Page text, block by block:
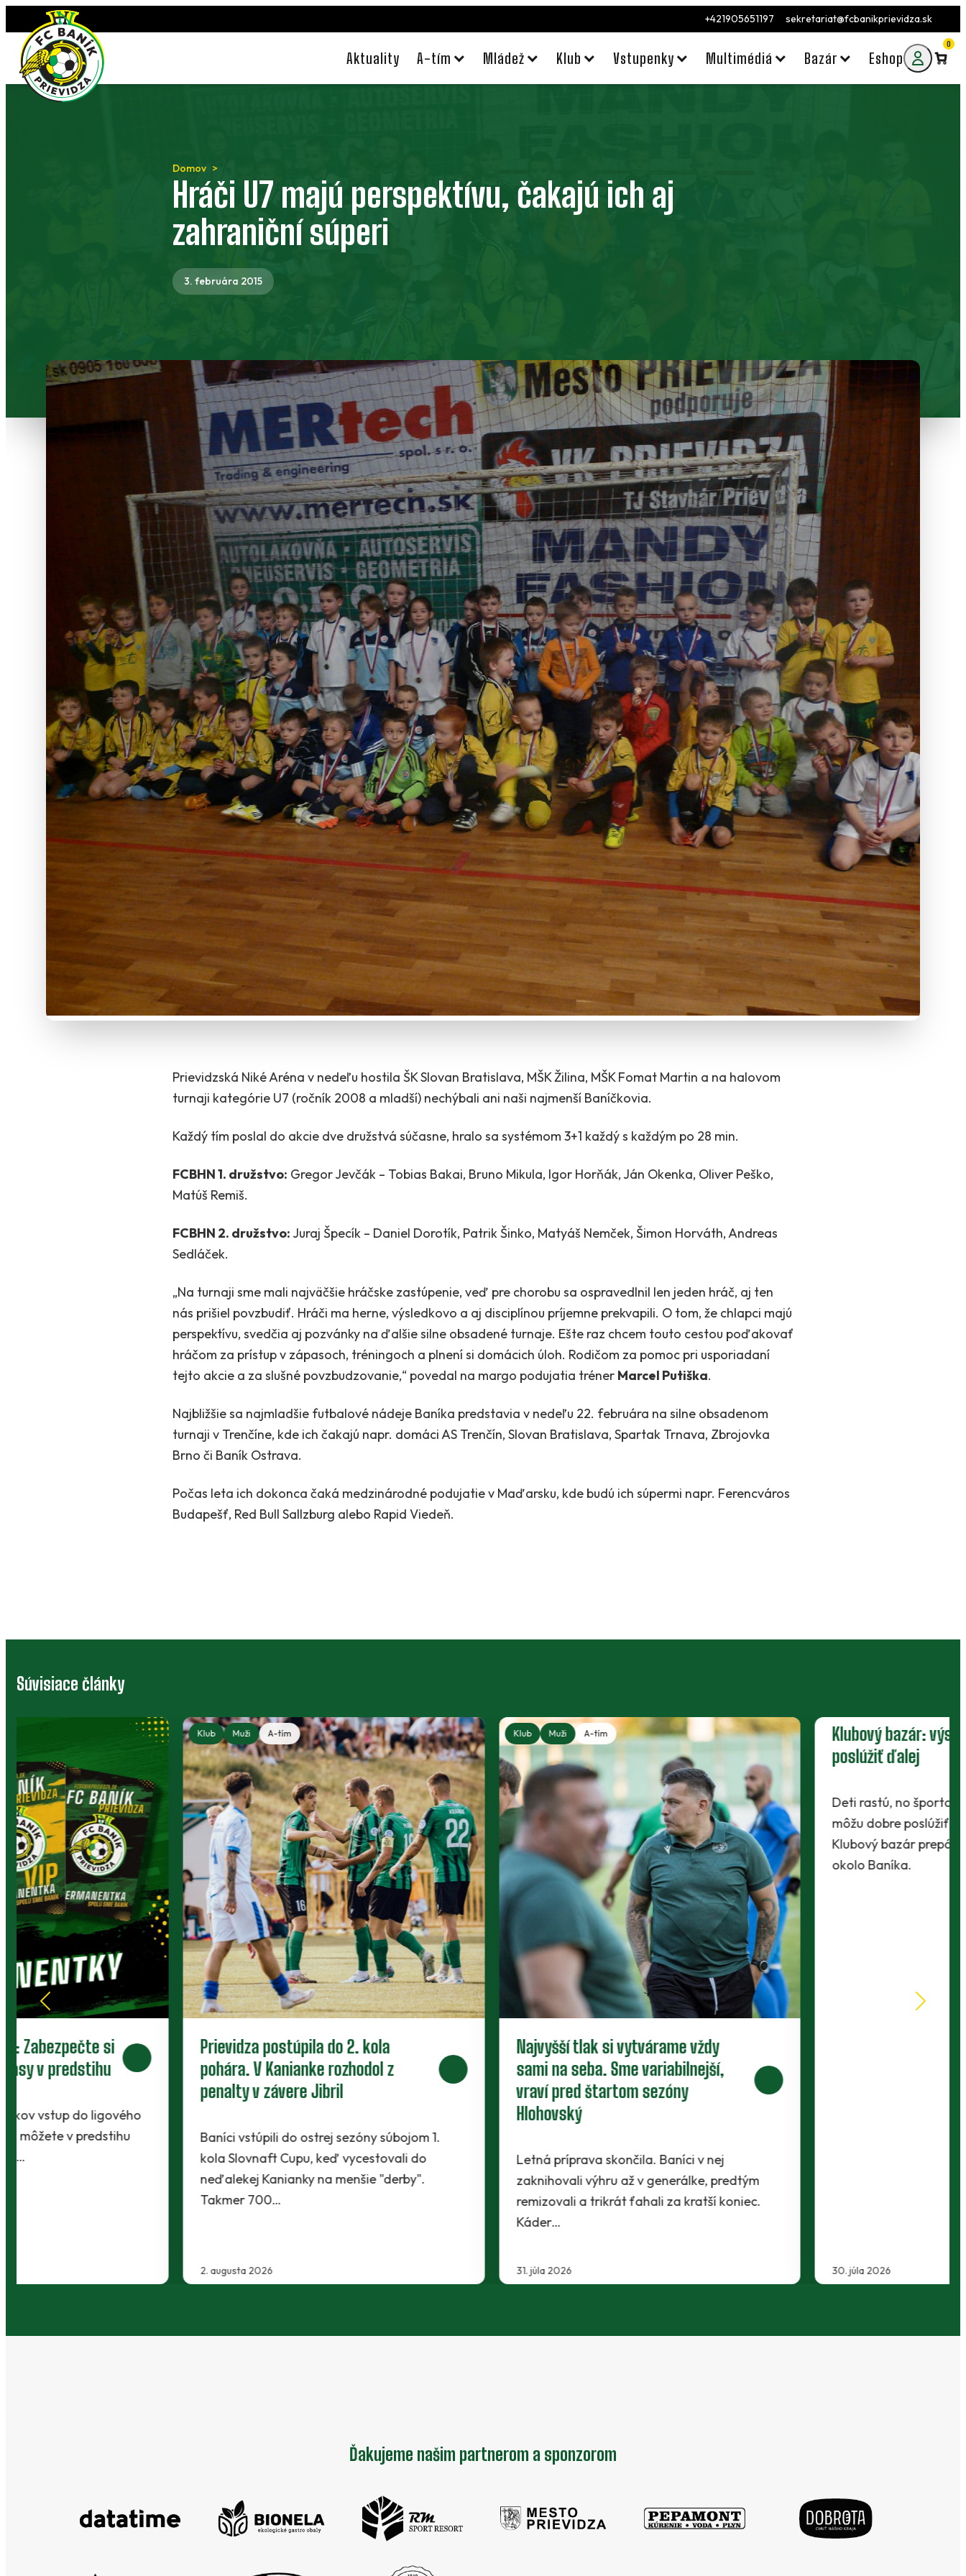
Preskočiť
na
obsah
+421905651197 sekretariat@fcbanikprievidza.sk
Aktuality A-tím Mládež Klub Vstupenky Multimédiá Bazár Eshop
0
Domov
Hráči U7 majú perspektívu, čakajú ich aj
zahraniční súperi
3. februára 2015
Prievidzská Niké Aréna v nedeľu hostila ŠK Slovan Bratislava, MŠK Žilina, MŠK Fomat Martin a na halovom
turnaji kategórie U7 (ročník 2008 a mladší) nechýbali ani naši najmenší Baníčkovia.
Každý tím poslal do akcie dve družstvá súčasne, hralo sa systémom 3+1 každý s každým po 28 min.
FCBHN 1. družstvo: Gregor Jevčák – Tobias Bakai, Bruno Mikula, Igor Horňák, Ján Okenka, Oliver Peško,
Matúš Remiš.
FCBHN 2. družstvo: Juraj Špecík – Daniel Dorotík, Patrik Šinko, Matyáš Nemček, Šimon Horváth, Andreas
Sedláček.
„Na turnaji sme mali najväčšie hráčske zastúpenie, veď pre chorobu sa ospravedlnil len jeden hráč, aj ten
nás prišiel povzbudiť. Hráči ma herne, výsledkovo a aj disciplínou príjemne prekvapili. O tom, že chlapci majú
perspektívu, svedčia aj pozvánky na ďalšie silne obsadené turnaje. Ešte raz chcem touto cestou poďakovať
hráčom za prístup v zápasoch, tréningoch a plnení si domácich úloh. Rodičom za pomoc pri usporiadaní
tejto akcie a za slušné povzbudzovanie,“ povedal na margo podujatia tréner Marcel Putiška.
Najbližšie sa najmladšie futbalové nádeje Baníka predstavia v nedeľu 22. februára na silne obsadenom
turnaji v Trenčíne, kde ich čakajú napr. domáci AS Trenčín, Slovan Bratislava, Spartak Trnava, Zbrojovka
Brno či Baník Ostrava.
Počas leta ich dokonca čaká medzinárodné podujatie v Maďarsku, kde budú ich súpermi napr. Ferencváros
Budapešť, Red Bull Sallzburg alebo Rapid Viedeň.
Súvisiace články
Klubový bazár: výstroj, ktorá môže
poslúžiť ďalej
Deti rastú, no športové oblečenie a vybavenie
môžu dobre poslúžiť niekomu ďalšiemu.
Klubový bazár prepája rodičov, členov a ľudí
okolo Baníka.
Klub Muži A-tím
Piaty legionár do partie. Za Baník
bude hrať ofenzívny stredopoliar
Káder Prievidze sa rozšíril najnovšie o
Maksyma Radchenka. Legionár z Ukrajiny sa s
Baníkmi dohodol na pôsobení minimálne do
Klub Muži A-tím
Nové zmluvy pre trojicu
perspektívnych dorastencov
Filip Krpelan a Ľudovít Lenhart. Prví dvaja…
Ďakujeme našim partnerom a sponzorom